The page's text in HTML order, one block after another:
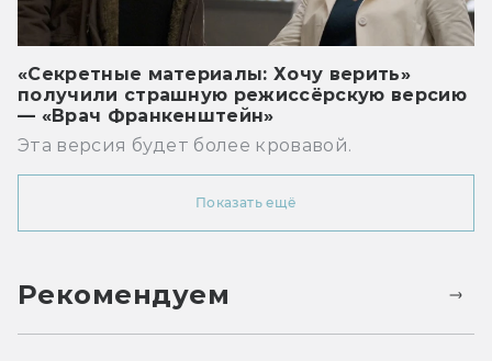
«Секретные материалы: Хочу верить»
получили страшную режиссёрскую версию
— «Врач Франкенштейн»
Эта версия будет более кровавой.
Показать ещё
Рекомендуем